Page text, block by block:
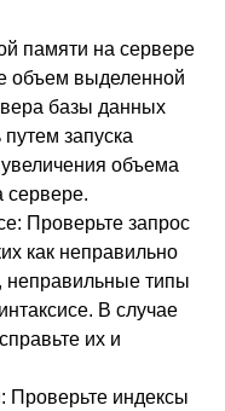
памяти на сервере
объем выделенной
базы данных
запуска
объема
сервере.
Проверьте запрос
как неправильно
неправильные типы
В случае
их и
Проверьте индексы